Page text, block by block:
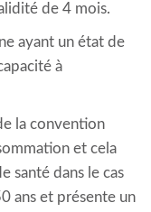
de 4 mois.
ayant un état de
à
la convention
et cela
santé dans le cas
ans et présente un